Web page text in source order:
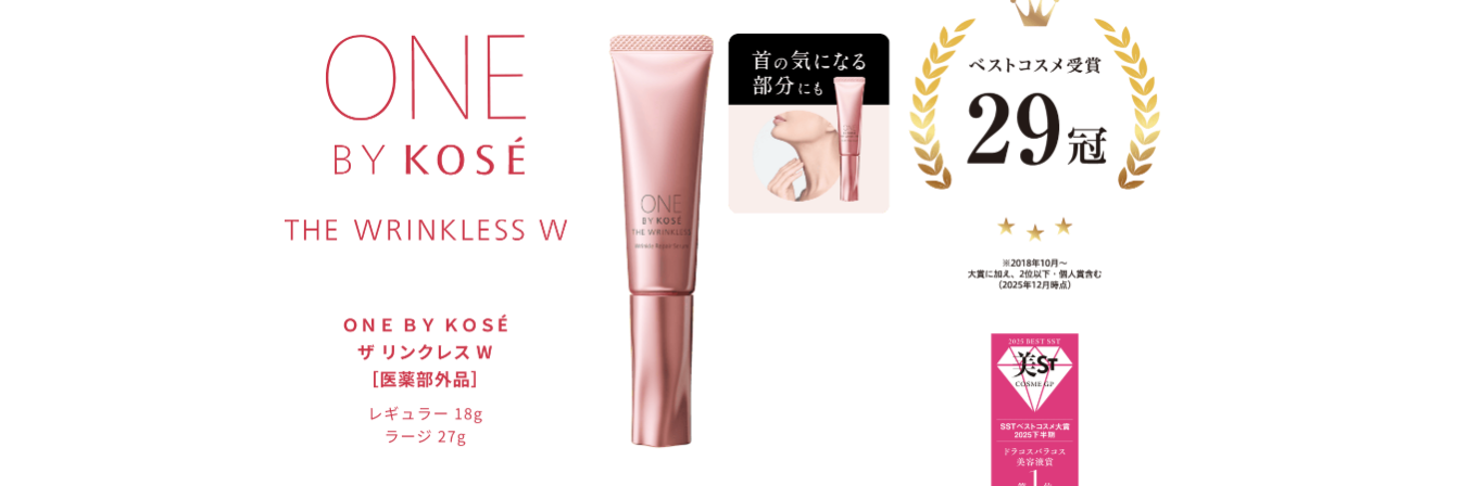
ザ リンクレス W
ラージサイズ＜27g＞
税込8,250円
7/21 予約受付開始 8/21 発売
ザ リンクレス W レギュラーサ
イズ 限定キット
税込6,380円
7/21 予約受付開始
ザ リンクレス W ラージサイズ
限定キット
税込8,250円
ザ リンクレス W
ラージサイズ＜27g＞
税込8,250円
7/21 予約受付開始 8/21 発売
ザ リンクレス W レギュラーサ
イズ 限定キット
税込6,380円
7/21 予約受付開始
ザ リンクレス W ラージサイズ
限定キット
税込8,250円